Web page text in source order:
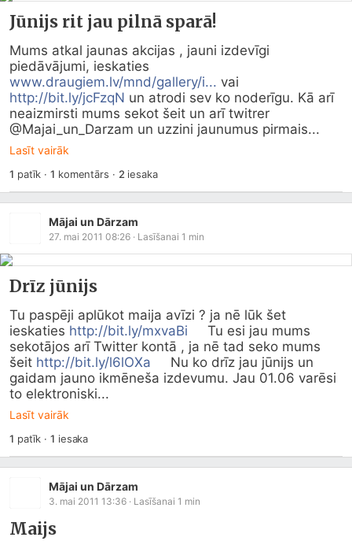
Jūnijs rit jau pilnā sparā!
Mums atkal jaunas akcijas , jauni izdevīgi
www.draugiem.lv/mnd/gallery/i...
http://bit.ly/jcFzqN un atrodi sev ko noderīgu. Kā arī
neaizmirsti mums sekot šeit un arī twitrer
@Majai_un_Darzam un uzzini jaunumus pirmais...
Lasīt vairāk
1 patīk ·1 komentārs · 2 iesaka
Mājai un Dārzam
27. mai 2011 08:26 · Lasīšanai 1 min
Drīz jūnijs
Tu paspēji aplūkot maija avīzi ? ja nē lūk šet
ieskaties http://bit.ly/mxvaBi
     Tu esi jau mums
sekotājos arī Twitter kontā , ja nē tad seko mums
šeit http://bit.ly/l6lOXa
     Nu ko drīz jau jūnijs un
gaidam jauno ikmēneša izdevumu. Jau 01.06 varēsi
to elektroniski...
Lasīt vairāk
1 patīk ·1 iesaka
Mājai un Dārzam
3. mai 2011 13:36 · Lasīšanai 1 min
Maijs